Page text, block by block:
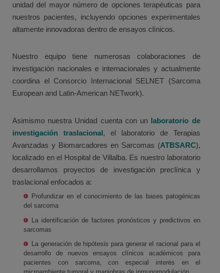
unidad del mayor número de opciones terapéuticas para
nuestros pacientes, incluyendo opciones experimentales
altamente innovadoras dentro de ensayos clínicos.
Nuestro equipo tiene numerosas colaboraciones de
investigación nacionales e internacionales y actualmente
coordina el Consorcio Internacional SELNET (Sarcoma
European and Latin-American NETwork).
Asimismo nuestra Unidad cuenta con un laboratorio de
investigación traslacional, el laboratorio de Terapias
Avanzadas y Biomarcadores en Sarcomas (ATBSARC),
localizado en el Hospital de Villalba. Es nuestro laboratorio
desarrollamos proyectos de investigación preclínica y
traslacional enfocados a:
Profundizar en el conocimiento de las bases patogénicas
del sarcoma
La identificación de factores pronósticos y predictivos en
sarcomas
La generación de hipótesis para generar el racional para el
desarrollo de nuevos ensayos clínicos académicos para
pacientes con sarcoma, con especial interés en el